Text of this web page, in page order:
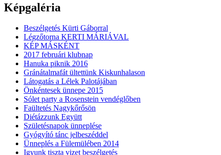
Képgaléria
Beszélgetés Kürti Gáborral
Légzőtorna KERTI MÁRIÁVAL
KÉP MÁSKÉNT
2017 februári klubnap
Hanuka piknik 2016
Gránátalmafát ültettünk Kiskunhalason
Látogatás a Lélek Palotájában
Önkéntesek ünnepe 2015
Sólet party a Rosenstein vendéglőben
Faültetés Nagykőrősön
Diétázzunk Együtt
Születésnapok ünneplése
Gyógyító tánc jelbeszéddel
Ünneplés a Fülemülében 2014
Igyunk tiszta vizet beszélgetés